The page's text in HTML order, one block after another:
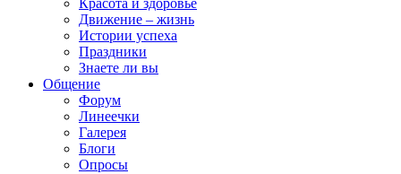
Красота и здоровье
Движение – жизнь
Истории успеха
Праздники
Знаете ли вы
Общение
Форум
Линеечки
Галерея
Блоги
Опросы